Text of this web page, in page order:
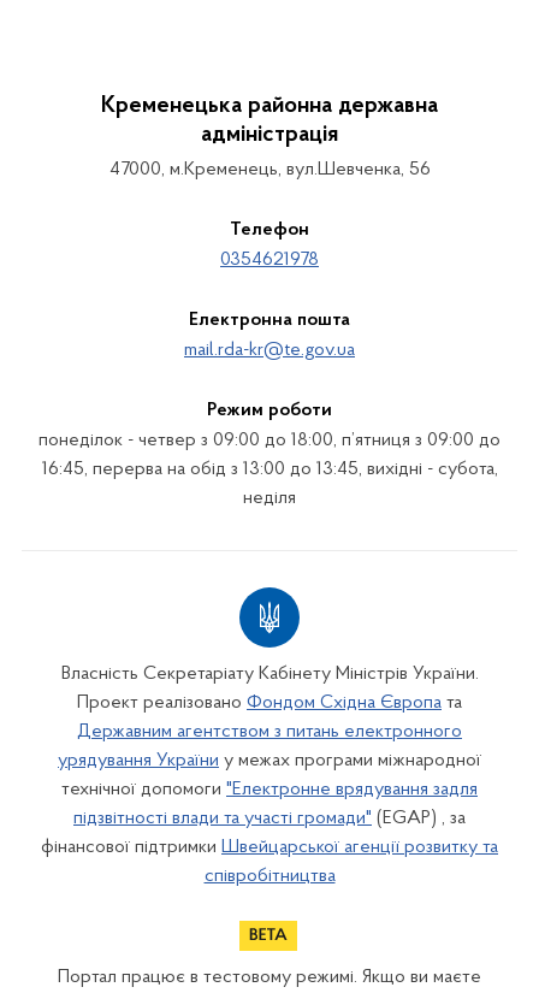
Кременецька районна державна
адміністрація
47000, м.Кременець, вул.Шевченка, 56
Телефон
0354621978
Електронна пошта
mail.rda-kr@te.gov.ua
Режим роботи
понеділок - четвер з 09:00 до 18:00, п’ятниця з 09:00 до
16:45, перерва на обід з 13:00 до 13:45, вихідні - субота,
неділя
Власність Секретаріату Кабінету Міністрів України.
Проект реалізовано Фондом Східна Європа та
Державним агентством з питань електронного
урядування України у межах програми міжнародної
технічної допомоги "Електронне врядування задля
підзвітності влади та участі громади" (EGAP) , за
фінансової підтримки Швейцарської агенції розвитку та
співробітництва
Портал працює в тестовому режимі. Якщо ви маєте